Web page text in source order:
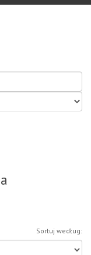
Sortuj według: